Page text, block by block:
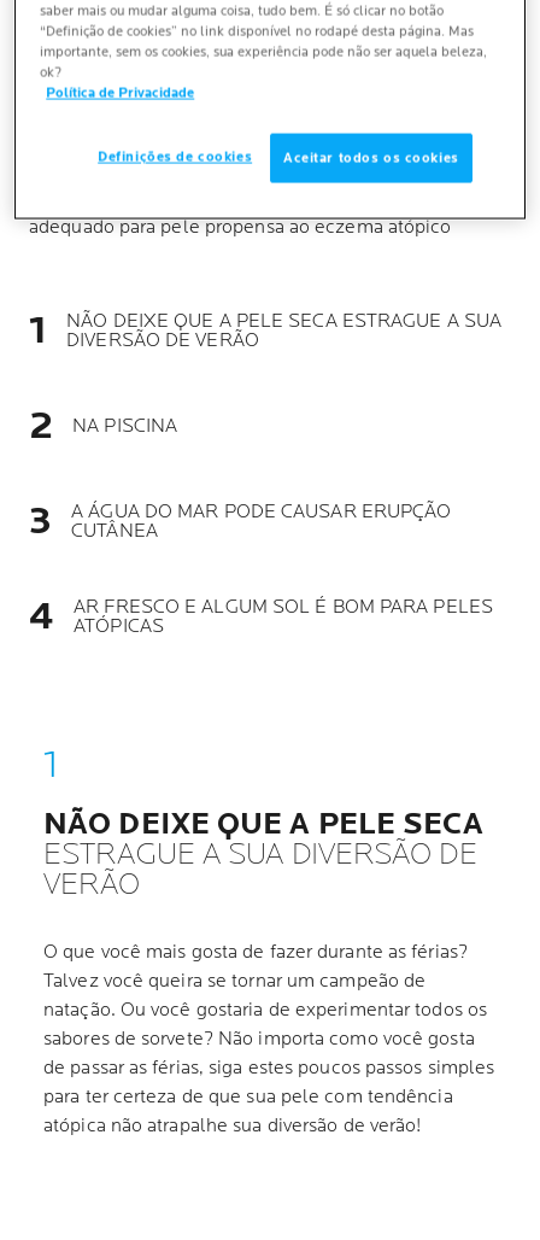
atópica nas férias de verão para minimizar a chance de
erupções cutâneas irritantes que coçam:
• Enxágue rapidamente o cloro no chuveiro após cada
• Se a água salgada doer, enxágue e dê um tapinha
delicado em um creme calmante para dermatite
adequado para pele propensa ao eczema atópico
NÃO DEIXE QUE A PELE SECA ESTRAGUE A SUA
DIVERSÃO DE VERÃO
NA PISCINA
A ÁGUA DO MAR PODE CAUSAR ERUPÇÃO
CUTÂNEA
AR FRESCO E ALGUM SOL É BOM PARA PELES
ATÓPICAS
NÃO DEIXE QUE A PELE SECA
ESTRAGUE A SUA DIVERSÃO DE
VERÃO
O que você mais gosta de fazer durante as férias?
Talvez você queira se tornar um campeão de
natação. Ou você gostaria de experimentar todos os
sabores de sorvete? Não importa como você gosta
de passar as férias, siga estes poucos passos simples
para ter certeza de que sua pele com tendência
atópica não atrapalhe sua diversão de verão!
saber mais ou mudar alguma coisa, tudo bem. É só clicar no botão
“Definição de cookies” no link disponível no rodapé desta página. Mas
importante, sem os cookies, sua experiência pode não ser aquela beleza,
ok?
Política de Privacidade
Definições de cookies Aceitar todos os cookies